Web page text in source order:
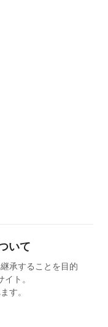
いて
承することを目的
ト。
す。